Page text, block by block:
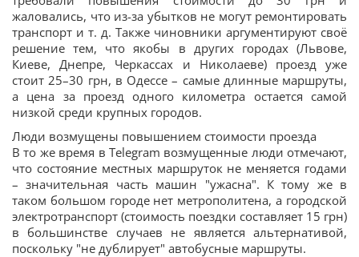
жаловались, что из-за убытков не могут ремонтировать
транспорт и т. д. Также чиновники аргументируют своё
решение тем, что якобы в других городах (Львове,
Киеве, Днепре, Черкассах и Николаеве) проезд уже
стоит 25–30 грн, в Одессе – самые длинные маршруты,
а цена за проезд одного километра остается самой
низкой среди крупных городов.
Люди возмущены повышением стоимости проезда
В то же время в Telegram возмущенные люди отмечают,
что состояние местных маршруток не меняется годами
– значительная часть машин "ужасна". К тому же в
таком большом городе нет метрополитена, а городской
электротранспорт (стоимость поездки составляет 15 грн)
в большинстве случаев не является альтернативой,
поскольку "не дублирует" автобусные маршруты.